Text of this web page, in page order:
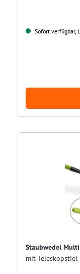
Sofort verfügbar,
Staubwedel
mit Teleskopstiel